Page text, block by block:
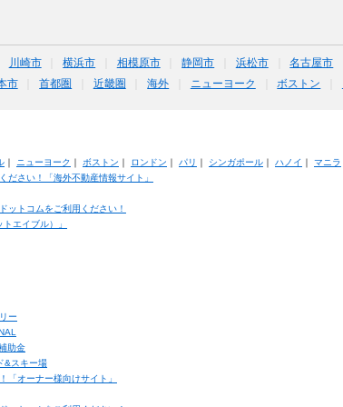
川崎市 横浜市 相模原市 静岡市 浜松市 名古屋市
市 首都圏 近畿圏 海外 ニューヨーク ボストン
｜ ニューヨーク ｜ ボストン ｜ ロンドン ｜ パリ ｜ シンガポール｜ ハノイ ｜ マニラ
ださい！「海外不動産情報サイト」
ットコムをご利用ください！
エイブル）」
ー
助金
&スキー場
「オーナー様向けサイト」